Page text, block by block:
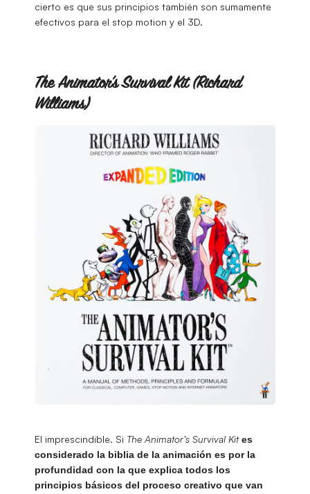
cierto es que sus principios también son sumamente
efectivos para el stop motion y el 3D.
The Animator’s Survival Kit (Richard
Williams)
El imprescindible. Si The Animator’s Survival Kit es
considerado la biblia de la animación es por la
profundidad con la que explica todos los
principios básicos del proceso creativo que van